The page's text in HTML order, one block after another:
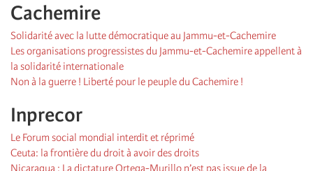
Cachemire
Solidarité avec la lutte démocratique au Jammu-et-Cachemire
Les organisations progressistes du Jammu-et-Cachemire appellent à
la solidarité internationale
Non à la guerre ! Liberté pour le peuple du Cachemire !
Inprecor
Le Forum social mondial interdit et réprimé
Ceuta: la frontière du droit à avoir des droits
Nicaragua : La dictature Ortega-Murillo n’est pas issue de la